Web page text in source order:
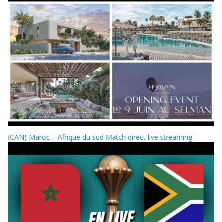
(CAN) Maroc – Afrique du sud Match direct live streaming